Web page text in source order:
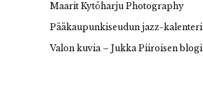
Maarit Kytöharju Photography
Pääkaupunkiseudun jazz-kalenteri
Valon kuvia – Jukka Piiroisen blogi